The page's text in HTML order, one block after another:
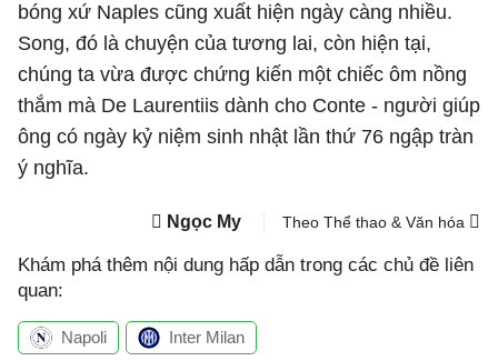
bóng xứ Naples cũng xuất hiện ngày càng nhiều.
Song, đó là chuyện của tương lai, còn hiện tại,
chúng ta vừa được chứng kiến một chiếc ôm nồng
thắm mà De Laurentiis dành cho Conte - người giúp
ông có ngày kỷ niệm sinh nhật lần thứ 76 ngập tràn
ý nghĩa.
Ngọc My Theo Thể thao & Văn hóa
Khám phá thêm nội dung hấp dẫn trong các chủ đề liên
quan:
Napoli Inter Milan